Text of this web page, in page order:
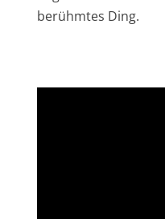
berühmtes Ding.